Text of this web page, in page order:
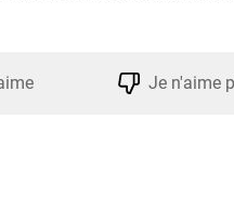
Je n'aime